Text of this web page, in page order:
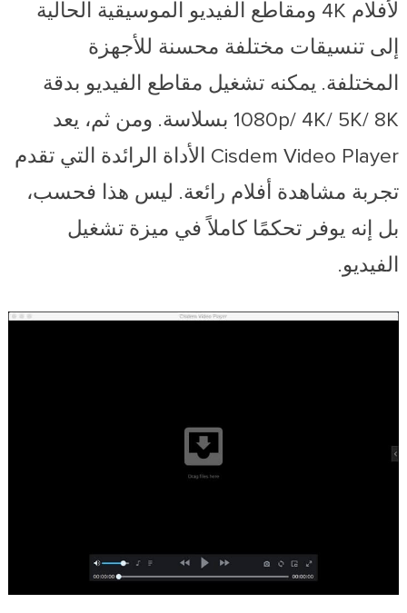
لأفلام 4K ومقاطع الفيديو الموسيقية الحالية
إلى تنسيقات مختلفة محسنة للأجهزة
المختلفة. يمكنه تشغيل مقاطع الفيديو بدقة
1080p/ 4K/ 5K/ 8K بسلاسة. ومن ثم، يعد
Cisdem Video Player الأداة الرائدة التي تقدم
تجربة مشاهدة أفلام رائعة. ليس هذا فحسب،
بل إنه يوفر تحكمًا كاملاً في ميزة تشغيل
الفيديو.